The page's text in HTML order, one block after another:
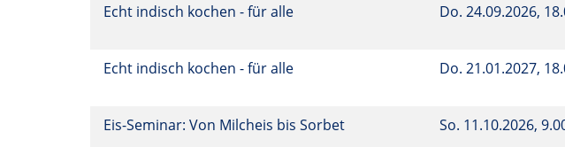
Echt indisch kochen - für alle Do. 24.09.2026,
Echt indisch kochen - für alle Do. 21.01.2027,
Eis-Seminar: Von Milcheis bis Sorbet So. 11.10.2026,